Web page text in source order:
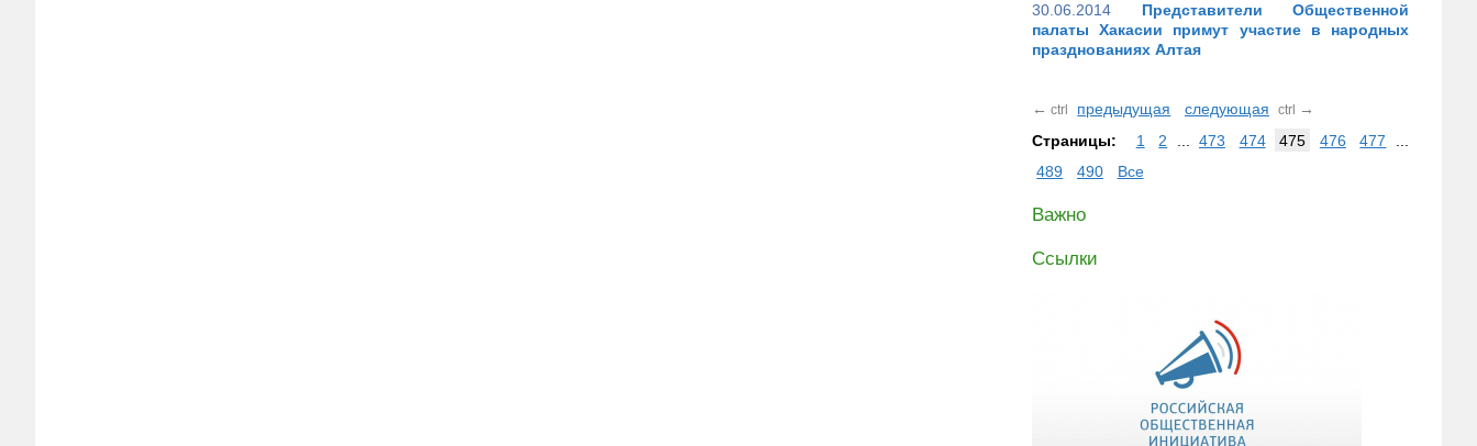
30.06.2014
Представители Общественной
палаты Хакасии примут участие в народных
празднованиях Алтая
← ctrl предыдущая следующая ctrl →
Страницы:
1 2 473 474 475 476 477
489
490 Все
Важно
Ссылки